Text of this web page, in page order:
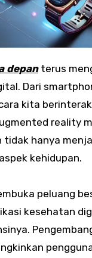
depanterus
Dari
kita
reality
tidak hanya
kehidupan.
peluang
kesehatan